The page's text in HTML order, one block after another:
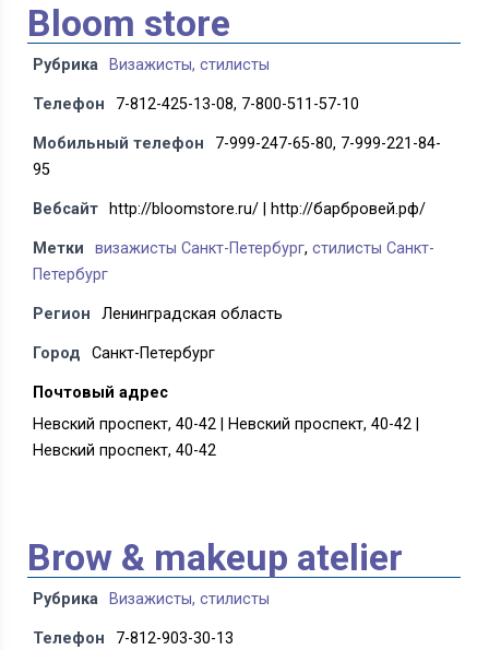
Bloom store
Рубрика Визажисты, стилисты
Телефон 7-812-425-13-08, 7-800-511-57-10
Мобильный телефон
7-999-247-65-80, 7-999-221-84-
95
Вебсайт http://bloomstore.ru/ | http://барбровей.рф/
Метки визажисты Санкт-Петербург,стилисты Санкт-
Петербург
Регион Ленинградская область
Город Санкт-Петербург
Почтовый адрес
Невский проспект, 40-42 | Невский проспект, 40-42 |
Невский проспект, 40-42
Brow & makeup atelier
Рубрика Визажисты, стилисты
Телефон 7-812-903-30-13